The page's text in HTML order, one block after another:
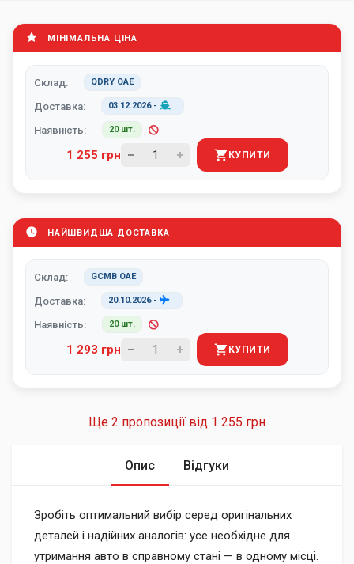
МІНІМАЛЬНА ЦІНА
Склад: QDRY ОАЕ
Доставка: 03.12.2026-
Наявність: 20 шт.
1 255 грн КУПИТИ
НАЙШВИДША ДОСТАВКА
Склад: GCMB ОАЕ
Доставка: 20.10.2026-
Наявність: 20 шт.
1 293 грн КУПИТИ
Ще 2 пропозиції від 1 255 грн
Опис Відгуки
Зробіть оптимальний вибір серед оригінальних
деталей і надійних аналогів: усе необхідне для
утримання авто в справному стані — в одному місці.